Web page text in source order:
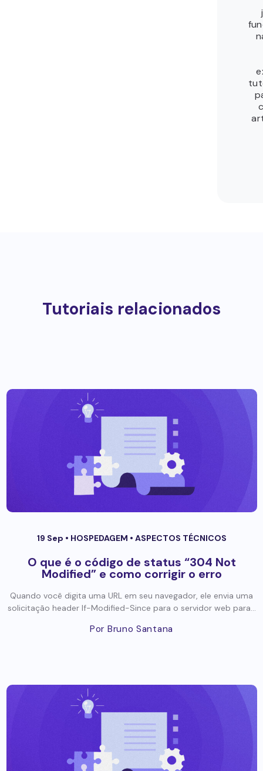
Tutoriais relacionados
19 Sep • HOSPEDAGEM • ASPECTOS TÉCNICOS
O que é o código de status “304 Not
Modified” e como corrigir o erro
Quando você digita uma URL em seu navegador, ele envia uma
solicitação header If-Modified-Since para o servidor web para...
Por Bruno Santana